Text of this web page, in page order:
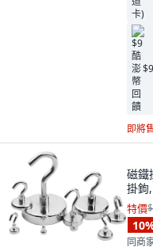
即將
磁鐵
掛鉤
特價
10
同商